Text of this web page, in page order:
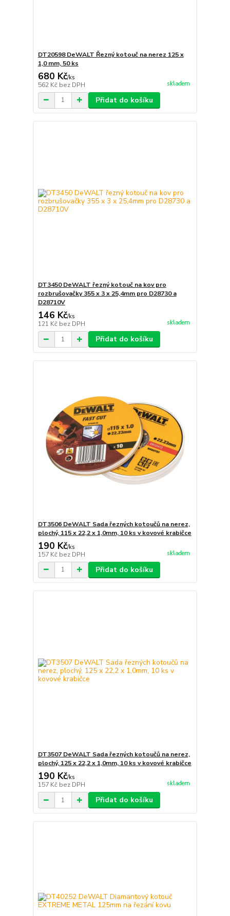
DT20598 DeWALT Řezný kotouč na nerez 125 x
1,0 mm, 50 ks
680 Kč/ks
562 Kč bez DPH skladem
Přidat do košíku
DT3450 DeWALT řezný kotouč na kov pro
rozbrušovačky 355 x 3 x 25,4mm pro D28730 a
D28710V
146 Kč/ks
121 Kč bez DPH skladem
Přidat do košíku
DT3506 DeWALT Sada řezných kotoučů na nerez,
plochý, 115 x 22,2 x 1,0mm, 10 ks v kovové krabičce
190 Kč/ks
157 Kč bez DPH skladem
Přidat do košíku
DT3507 DeWALT Sada řezných kotoučů na nerez,
plochý, 125 x 22,2 x 1,0mm, 10 ks v kovové krabičce
190 Kč/ks
157 Kč bez DPH skladem
Přidat do košíku